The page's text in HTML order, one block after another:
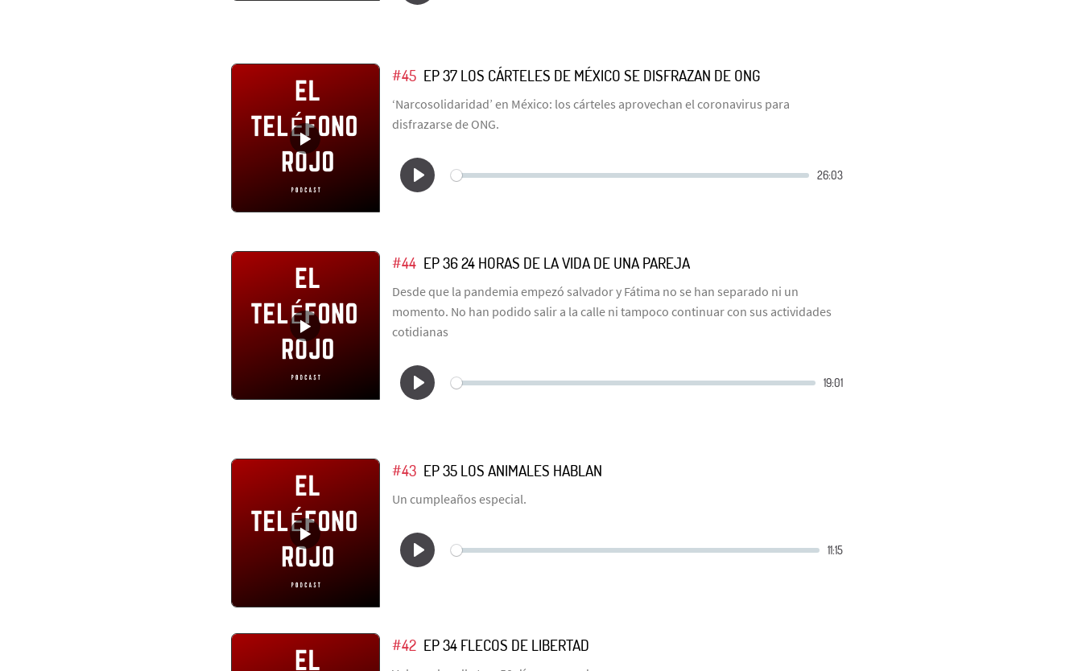
#45 EP 37 LOS CÁRTELES DE MÉXICO SE DISFRAZAN DE ONG
‘Narcosolidaridad’ en México: los cárteles aprovechan el coronavirus para
disfrazarse de ONG.
#44 EP 36 24 HORAS DE LA VIDA DE UNA PAREJA
Desde que la pandemia empezó salvador y Fátima no se han separado ni un
momento. No han podido salir a la calle ni tampoco continuar con sus actividades
cotidianas
#43 EP 35 LOS ANIMALES HABLAN
Un cumpleaños especial.
#42 EP 34 FLECOS DE LIBERTAD